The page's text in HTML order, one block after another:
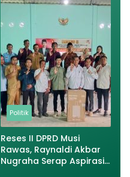
Politik
Reses II DPRD Musi
Rawas, Raynaldi Akbar
Nugraha Serap Aspirasi